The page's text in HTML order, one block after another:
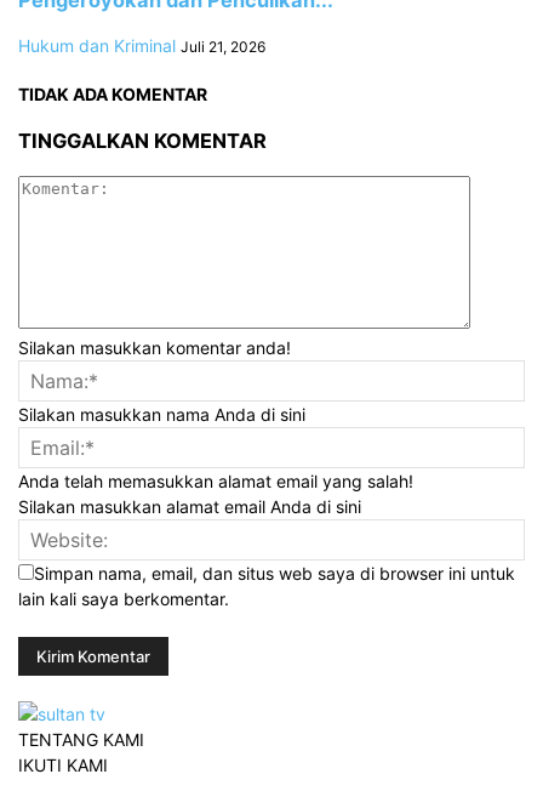
Hukum dan Kriminal Juli 21, 2026
TIDAK ADA KOMENTAR
TINGGALKAN KOMENTAR
Silakan masukkan komentar anda!
Silakan masukkan nama Anda di sini
Anda telah memasukkan alamat email yang salah!
Silakan masukkan alamat email Anda di sini
Simpan nama, email, dan situs web saya di browser ini untuk
lain kali saya berkomentar.
TENTANG KAMI
IKUTI KAMI